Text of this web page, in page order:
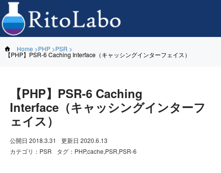
Home PHP PSR
【PHP】PSR-6 Caching Interface（キャッシングインターフェイス）
【PHP】PSR-6 Caching
Interface（キャッシングインターフ
ェイス）
公開日 2018.3.31 更新日 2020.6.13
カテゴリ ： PSR タグ ： PHP,cache,PSR,PSR-6